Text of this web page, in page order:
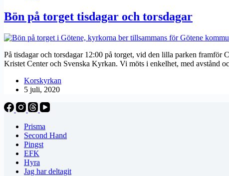
Bön på torget tisdagar och torsdagar
På tisdagar och torsdagar 12:00 på torget, vid den lilla parken framför
Kristet Center och Svenska Kyrkan. Vi möts i enkelhet, med avstånd
Korskyrkan
5 juli, 2020
Prisma
Second Hand
Pingst
EFK
Hyra
Jag har deltagit